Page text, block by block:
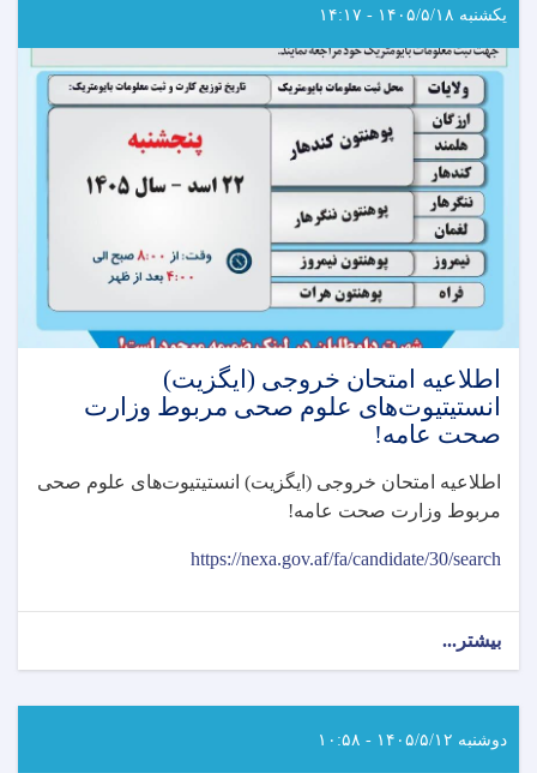
یکشنبه ۱۴۰۵/۵/۱۸ - ۱۴:۱۷
اطلاعیه امتحان خروجی (ایگزیت)
انستیتیوت‌های علوم صحی مربوط وزارت
صحت عامه!
اطلاعیه امتحان خروجی (ایگزیت) انستیتیوت‌های علوم صحی
مربوط وزارت صحت عامه!
https://nexa.gov.af/fa/candidate/30/search
بیشتر...
خروجی
(ایگزیت)
دوشنبه ۱۴۰۵/۵/۱۲ - ۱۰:۵۸